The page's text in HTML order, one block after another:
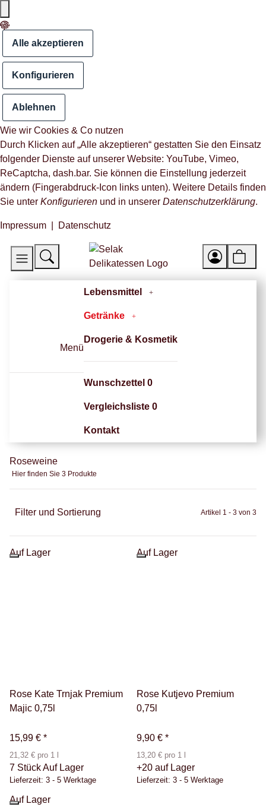
Alle akzeptieren
Konfigurieren
Ablehnen
Wie wir Cookies & Co nutzen
Durch Klicken auf „Alle akzeptieren“ gestatten Sie den Einsatz
folgender Dienste auf unserer Website: YouTube, Vimeo,
ReCaptcha, dash.bar. Sie können die Einstellung jederzeit
ändern (Fingerabdruck-Icon links unten). Weitere Details finden
Sie unter Konfigurieren und in unserer Datenschutzerklärung.
Impressum Datenschutz
Menü
Lebensmittel
Getränke
Drogerie & Kosmetik
Wunschzettel 0
Vergleichsliste 0
Kontakt
Roseweine
Hier finden Sie 3 Produkte
Filter und Sortierung Artikel 1 - 3 von 3
Auf Lager
Rose Kate Trnjak Premium
Majic 0,75l
15,99 € *
21,32 € pro 1 l
7 Stück Auf Lager
Lieferzeit: 3 - 5 Werktage
Auf Lager
Rose Kutjevo Premium
0,75l
9,90 € *
13,20 € pro 1 l
+20 auf Lager
Lieferzeit: 3 - 5 Werktage
Auf Lager